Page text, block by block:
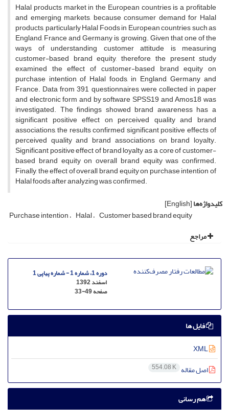
Halal products market in the European countries is a profitable
and emerging markets, because consumer demand for Halal
products, particularly Halal Foods in European countries such as
England, France and Germany is growing. Given that one of the
ways of understanding customer attitude is measuring
customer-based brand equity, therefore, the present study
examined the effect of customer-based brand equity on
purchase intention of Halal foods, in England, Germany and
France. Data from 391 questionnaires were collected in paper
and electronic form and by software SPSS19 and Amos18 was
investigated. The findings showed brand awareness has a
significant positive effect on perceived quality and brand
associations, the results confirmed significant positive effects of
perceived quality and brand associations on brand loyalty.
Significant positive effect of brand loyalty as a core of customer-
based brand equity on overall brand equity was confirmed.
Finally, the effect of overall brand equity on purchase intention of
Halal foods after analyzing was confirmed.
کلیدواژه‌ها[English]
Purchase intention Halal Customer based brand equity
مراجع
دوره 1، شماره 1 - شماره پیاپی 1
اسفند 1392
صفحه33-49
فایل ها
اصل مقاله 554.08 K
هم رسانی